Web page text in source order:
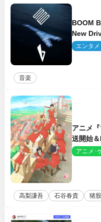
BOOM
New
エンタメ
音楽
アニメ
送開始
吾、川島
アニメ･
高梨謙吾 石谷春貴 猪